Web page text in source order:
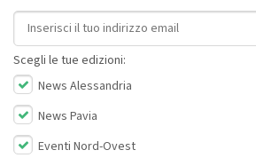
Indirizzo email
Scegli le tue edizioni:
News Alessandria
News Pavia
Eventi Nord-Ovest